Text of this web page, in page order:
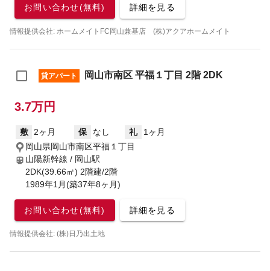
お問い合わせ(無料) 詳細を見る
情報提供会社: ホームメイトFC岡山兼基店 (株)アクアホームメイト
貸アパート 岡山市南区 平福１丁目 2階 2DK
3.7万円
敷 2ヶ月 保 なし 礼
1ヶ月
岡山県岡山市南区平福１丁目
山陽新幹線 / 岡山駅
2DK(39.66㎡) 2階建/2階
1989年1月(築37年8ヶ月)
お問い合わせ(無料) 詳細を見る
情報提供会社: (株)日乃出土地